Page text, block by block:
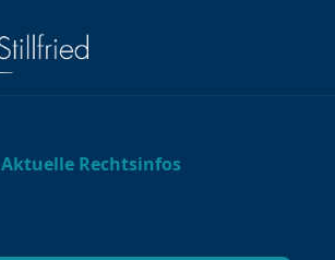
Aktuelle Rechtsinfos